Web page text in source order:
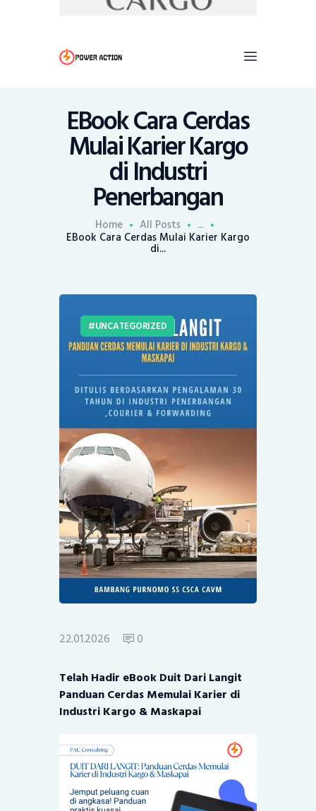
EBook Cara Cerdas
Mulai Karier Kargo
di Industri
Penerbangan
Home All Posts ...
EBook Cara Cerdas Mulai Karier Kargo
di...
UNCATEGORIZED
22.01.2026 0
Telah Hadir eBook Duit Dari Langit
Panduan Cerdas Memulai Karier di
Industri Kargo & Maskapai